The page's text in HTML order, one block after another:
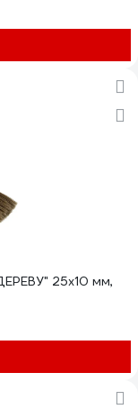
25х10 мм,